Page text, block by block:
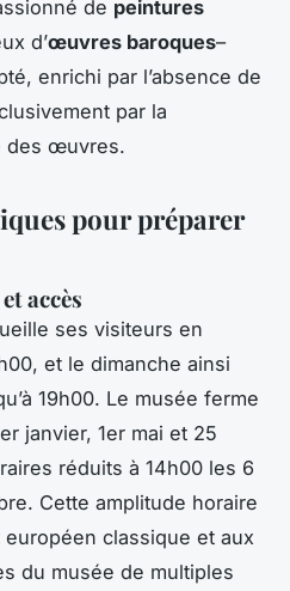
de peintures
d’œuvres baroques–
enrichi par l’absence de
par la
des œuvres.
pour préparer
accès
ses visiteurs en
et le dimanche ainsi
19h00. Le musée ferme
janvier, 1er mai et 25
réduits à 14h00 les 6
Cette amplitude horaire
européen classique et aux
du musée de multiples